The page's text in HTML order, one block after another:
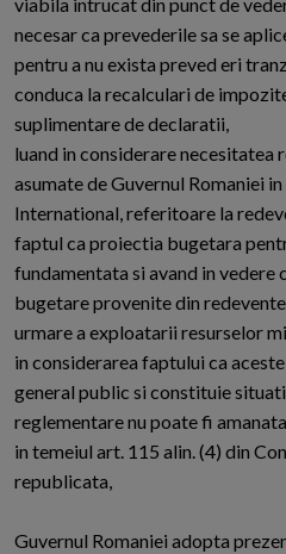
necesar ca prevederile sa se
pentru a nu exista preved eri
conduca la recalculari de
suplimentare de declaratii,
luand in considerare
asumate de Guvernul Romaniei
International, referitoare la
faptul ca proiectia bugetara
fundamentata si avand in
bugetare provenite din
urmare a exploatarii resurselor
in considerarea faptului ca
general public si constituie
reglementare nu poate fi
in temeiul art. 115 alin. (4) din
republicata,
Guvernul Romaniei adopta